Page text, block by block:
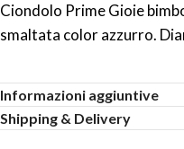
Ciondolo Prime Gioie
smaltata color azzurro.
Informazioni aggiuntive
Shipping & Delivery